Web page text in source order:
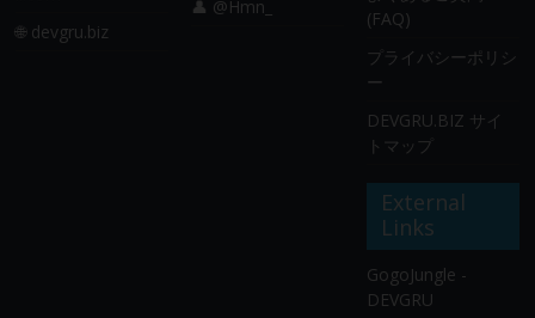
🌐 devgru.biz
👤 @Hmn_
(FAQ)
プライバシーポリシ
ー
DEVGRU.BIZ サイ
トマップ
External
Links
GogoJungle -
DEVGRU